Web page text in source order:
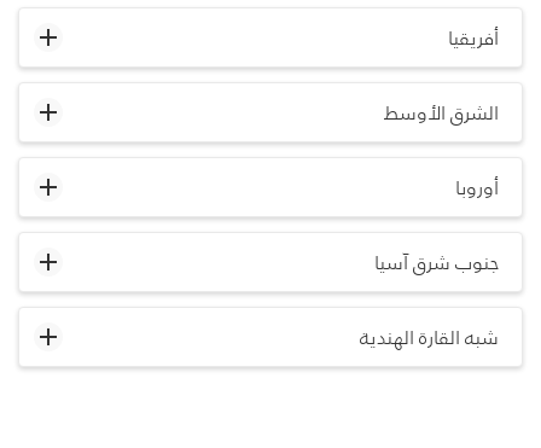
أفريقيا
الشرق الأوسط
أوروبا
جنوب شرق آسيا
شبه القارة الهندية